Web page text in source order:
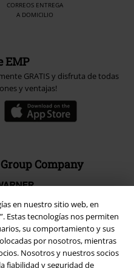
en nuestro sitio web, en
Estas tecnologías nos permiten
su comportamiento y sus
por nosotros, mientras
Nosotros y nuestros socios
fiabilidad y seguridad de
CORREOS ENTREGA
A DOMICILIO
EMP
GRATIS y disfruta de todas
y ventajas!
Company